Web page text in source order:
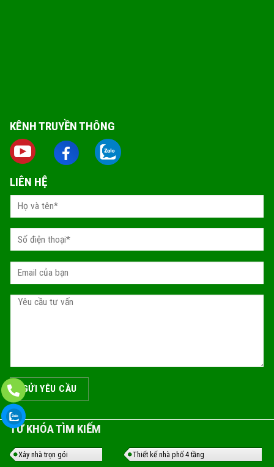
KÊNH TRUYỀN THÔNG
LIÊN HỆ
TỪ KHÓA TÌM KIẾM
Xây nhà trọn gói Thiết kế nhà phố 4 tầng